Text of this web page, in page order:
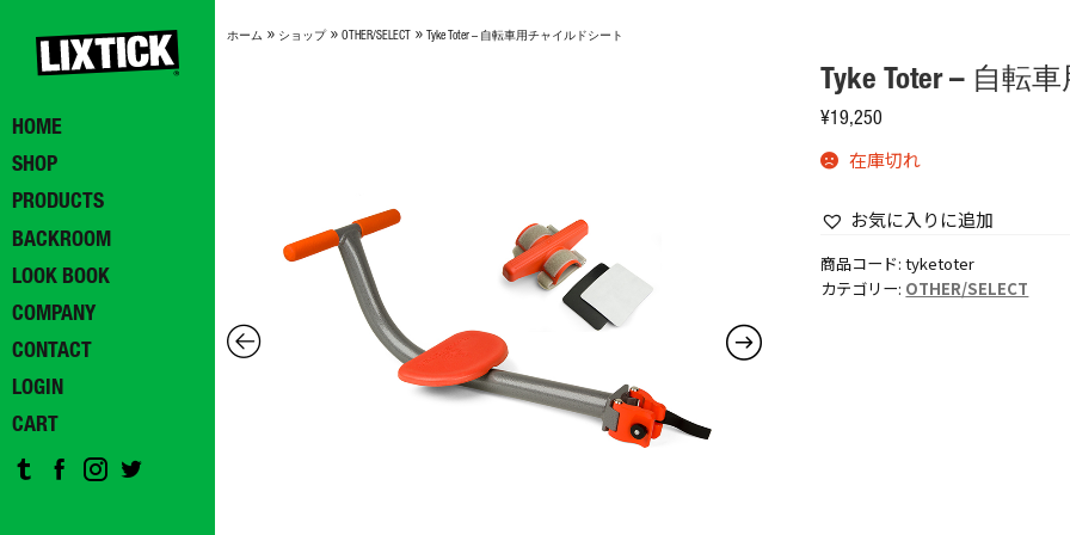
HOME
SHOP
PRODUCTS
BACKROOM
LOOK BOOK
COMPANY
CONTACT
LOGIN
CART
ホーム » ショップ» OTHER/SELECT » Tyke Toter – 自転車用チャイルドシート
Tyke Toter – 自転
¥ 19,250
在庫切れ
お気に入りに追加
商品コード:tyketoter
カテゴリー: OTHER/SELECT